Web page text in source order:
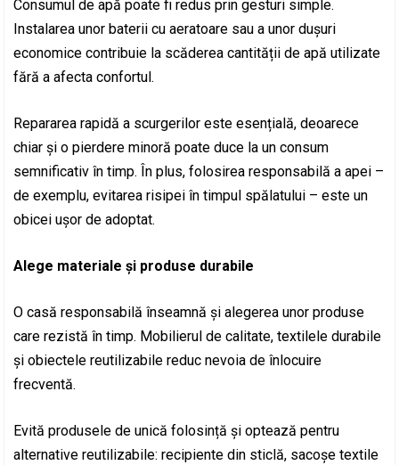
Consumul de apă poate fi redus prin gesturi simple.
Instalarea unor baterii cu aeratoare sau a unor dușuri
economice contribuie la scăderea cantității de apă utilizate
fără a afecta confortul.
Repararea rapidă a scurgerilor este esențială, deoarece
chiar și o pierdere minoră poate duce la un consum
semnificativ în timp. În plus, folosirea responsabilă a apei –
de exemplu, evitarea risipei în timpul spălatului – este un
obicei ușor de adoptat.
Alege materiale și produse durabile
O casă responsabilă înseamnă și alegerea unor produse
care rezistă în timp. Mobilierul de calitate, textilele durabile
și obiectele reutilizabile reduc nevoia de înlocuire
frecventă.
Evită produsele de unică folosință și optează pentru
alternative reutilizabile: recipiente din sticlă, sacoșe textile